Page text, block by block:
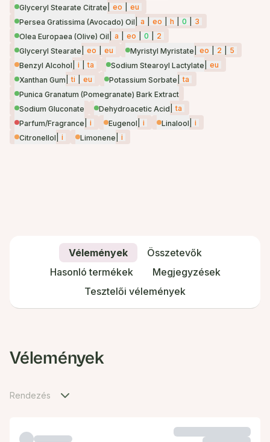
Glyceryl Stearate Citrate
eo
eu
Persea Gratissima (Avocado) Oil
a eo h 0
3
Olea Europaea (Olive) Oil
a eo 0
2
Glyceryl Stearate
eo eu Myristyl Myristate eo 2
5
Benzyl Alcohol
i ta Sodium Stearoyl Lactylate
eu
Xanthan Gum
ti eu Potassium Sorbate
ta
Punica Granatum (Pomegranate) Bark Extract
Sodium Gluconate
Dehydroacetic Acid
ta
Parfum/Fragrance
i Eugenol i Linalool
i
Citronellol
i Limonene i
Vélemények
Összetevők
Hasonló termékek
Megjegyzések
Tesztelői vélemények
Vélemények
Rendezés